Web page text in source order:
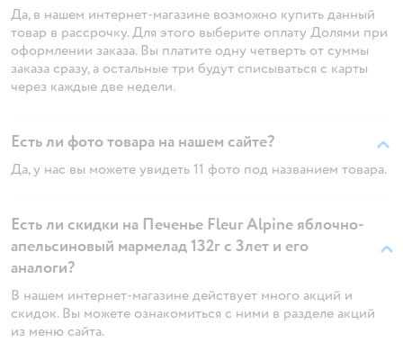
Да, в нашем интернет-магазине возможно купить данный
товар в рассрочку. Для этого выберите оплату Долями при
оформлении заказа. Вы платите одну четверть от суммы
заказа сразу, а остальные три будут списываться с карты
через каждые две недели.
Есть ли фото товара на нашем сайте?
Да, у нас вы можете увидеть 11 фото под названием товара.
Есть ли скидки на Печенье Fleur Alpine яблочно-
апельсиновый мармелад 132г с 3лет и его
аналоги?
В нашем интернет-магазине действует много акций и
скидок. Вы можете ознакомиться с ними в разделе акций
из меню сайта.